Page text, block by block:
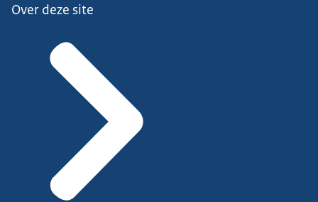
Over deze site